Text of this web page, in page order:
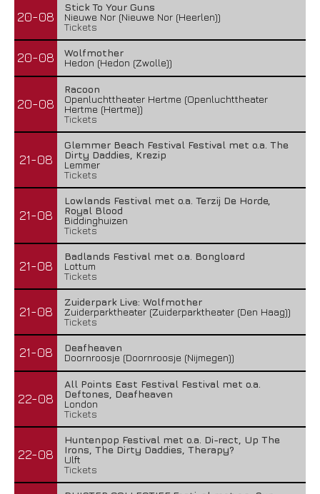
20-08
Stick To Your Guns
Nieuwe Nor (Nieuwe Nor (Heerlen))
Tickets
20-08
Wolfmother
Hedon (Hedon (Zwolle))
20-08
Racoon
Openluchttheater Hertme (Openluchttheater
Hertme (Hertme))
Tickets
21-08
Glemmer Beach Festival Festival met o.a. The
Dirty Daddies, Krezip
Lemmer
Tickets
21-08
Lowlands Festival met o.a. Terzij De Horde,
Royal Blood
Biddinghuizen
Tickets
21-08
Badlands Festival met o.a. Bongloard
Lottum
Tickets
21-08
Zuiderpark Live: Wolfmother
Zuiderparktheater (Zuiderparktheater (Den Haag))
Tickets
21-08
Deafheaven
Doornroosje (Doornroosje (Nijmegen))
22-08
All Points East Festival Festival met o.a.
Deftones, Deafheaven
London
Tickets
22-08
Huntenpop Festival met o.a. Di-rect, Up The
Irons, The Dirty Daddies, Therapy?
Ulft
Tickets